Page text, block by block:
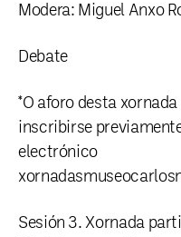
Modera: Miguel Anxo
Debate
*O aforo desta
inscribirse
electrónico
Sesión 3. Xornada